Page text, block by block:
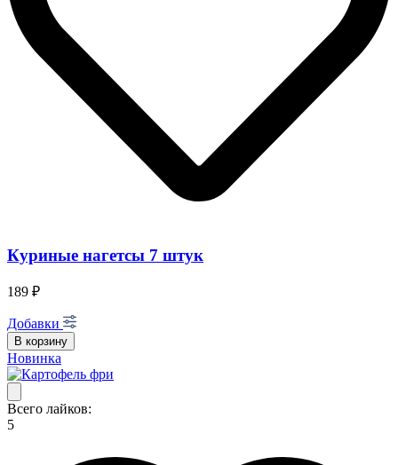
Куриные нагетсы 7 штук
189 ₽
Добавки
В корзину
Новинка
Всего лайков:
5